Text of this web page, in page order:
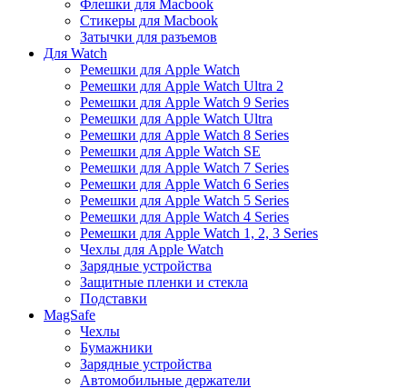
Флешки для Macbook
Стикеры для Macbook
Затычки для разъемов
Для Watch
Ремешки для Apple Watch
Ремешки для Apple Watch Ultra 2
Ремешки для Apple Watch 9 Series
Ремешки для Apple Watch Ultra
Ремешки для Apple Watch 8 Series
Ремешки для Apple Watch SE
Ремешки для Apple Watch 7 Series
Ремешки для Apple Watch 6 Series
Ремешки для Apple Watch 5 Series
Ремешки для Apple Watch 4 Series
Ремешки для Apple Watch 1, 2, 3 Series
Чехлы для Apple Watch
Зарядные устройства
Защитные пленки и стекла
Подставки
MagSafe
Чехлы
Бумажники
Зарядные устройства
Автомобильные держатели